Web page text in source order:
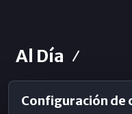
Al Día
Horarios de Misa
Configuración de